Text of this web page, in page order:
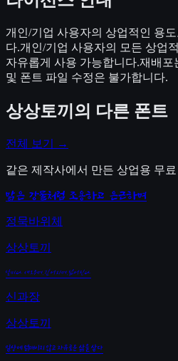
개인/기업 사용자의 상업적인 용
다.개인/기업 사용자의 모든 상업
자유롭게 사용 가능합니다.재배포
및 폰트 파일 수정은 불가합니다.
상상토끼 의 다른 폰트
전체 보기 →
같은 제작사에서 만든 상업용 무
맑은 강물처럼 조용하고 은근하며
정묵바위체
상상토끼
날마다 새로우며, 깊어지며, 넓어진다
신과장
상상토끼
일상에 얽매이지 않고 자유로운 삶을 살다